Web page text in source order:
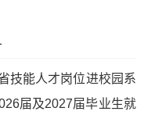
技能人才岗位进校园系
届及2027届毕业生就